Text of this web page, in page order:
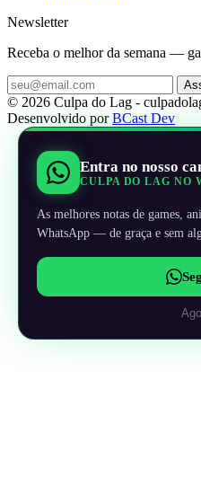
Newsletter
Receba o melhor da semana —
© 2026 Culpa do Lag -
Desenvolvido porBCast Dev
Entra no nosso
CULPA DO LAG NO
As melhores notas de games,
WhatsApp — de graça e sem